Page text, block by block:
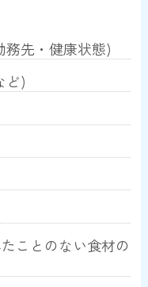
務先・健康状態)
ど)
ことのない食材の